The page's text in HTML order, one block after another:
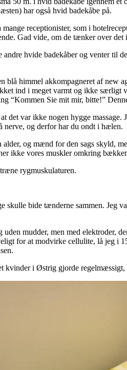
har også hvid badekåbe på.
receptionister, som i
Gad vide, om de tænker over
hvide badekåber og venter til
himmel akkompagneret af new
ind i meget varmt og ikke
“Kommen Sie mit mir, bitte!”
det var ikke nogen hygge
nerve, og derfor har du ondt i hælen.
og mænd for den sags skyld,
ikke vores muskler omkring
rygmuskulaturen.
bide tænderne sammen. Jeg
uden mudder, men med
for at modvirke cellulite, lå jeg i
kvinder i Østrig gjorde